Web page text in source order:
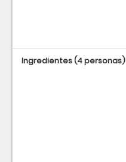
Ingredientes(4 personas)